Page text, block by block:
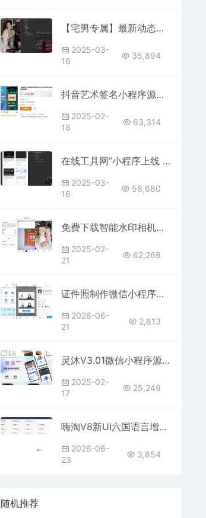
【宅男专属】最新动态壁纸小程序上线，自动更新+一键部署，流量主功能齐全
2025-03-
16
35,894
抖音艺术签名小程序源码 | 字节跳动小程序开发模板 | 可商用签名设计源码下载
2025-02-
18
63,314
在线工具网”小程序上线 | 网站一键变工具小程序
2025-03-
16
58,680
免费下载智能水印相机微信小程序源码｜操作简单功能强大
2025-02-
21
62,268
证件照制作微信小程序源码 这是一款证件照制作的微信小程序,里面也支持直接微信公众号版本生成安装
2026-06-
21
2,813
灵沐V3.01微信小程序源码下载 – 支持流量主，适合资源类项目
2025-02-
17
25,249
嗨淘V8新UI六国语言增加第三方支付与提现二开源码下载
2026-06-
23
3,854
随机推荐